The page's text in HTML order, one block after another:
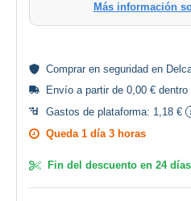
Más información
Comprar en seguridad en
Envío a partir de 0,00 € dentro
Gastos de plataforma: 1,18 €
Queda 1 día 3 horas
Fin del descuento en 24